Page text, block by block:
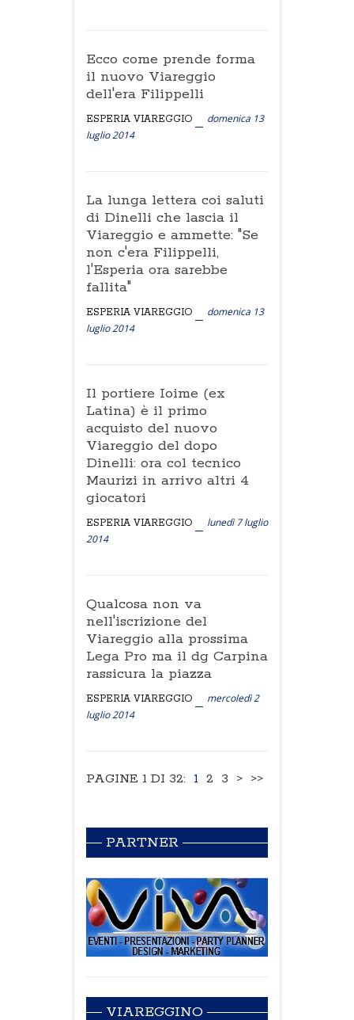
Ecco come prende forma
il nuovo Viareggio
dell'era Filippelli
ESPERIA VIAREGGIO
domenica 13
luglio 2014
La lunga lettera coi saluti
di Dinelli che lascia il
Viareggio e ammette: "Se
non c'era Filippelli,
l'Esperia ora sarebbe
fallita"
ESPERIA VIAREGGIO
domenica 13
luglio 2014
Il portiere Ioime (ex
Latina) è il primo
acquisto del nuovo
Viareggio del dopo
Dinelli: ora col tecnico
Maurizi in arrivo altri 4
giocatori
ESPERIA VIAREGGIO
lunedì 7 luglio
2014
Qualcosa non va
nell'iscrizione del
Viareggio alla prossima
Lega Pro ma il dg Carpina
rassicura la piazza
ESPERIA VIAREGGIO
mercoledì 2
luglio 2014
PAGINE 1 DI 32: 1 2 3 > >>
PARTNER
VIAREGGINO